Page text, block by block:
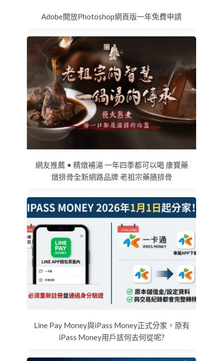
Adobe開放Photoshop網頁版一年免費申請
網友推薦 • 精燉補湯 一年四季都可以喝 康寶藥
燉排骨全新網路品牌 老祖宗藥膳排骨
Line Pay Money與iPass Money正式分家，原有
iPass Money用戶該何去何從呢?